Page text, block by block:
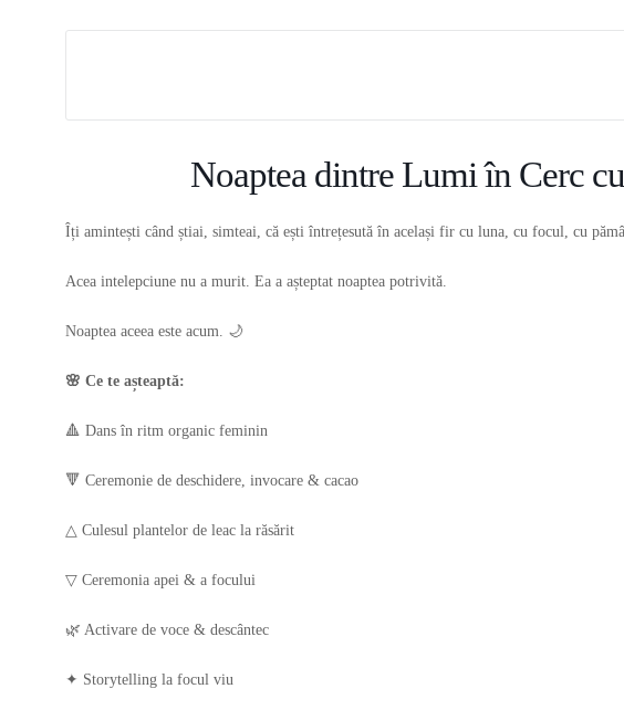
Noaptea dintre Lumi în Cerc
Îți amintești când știai, simteai, că ești întrețesută în același fir cu luna, cu focul, cu
Acea intelepciune nu a murit. Ea a așteptat noaptea potrivită.
Noaptea aceea este acum. 🌙
🌸 Ce te așteaptă:
🔺 Dans în ritm organic feminin
🔻 Ceremonie de deschidere, invocare & cacao
△ Culesul plantelor de leac la răsărit
▽ Ceremonia apei & a focului
🌿 Activare de voce & descântec
✦ Storytelling la focul viu